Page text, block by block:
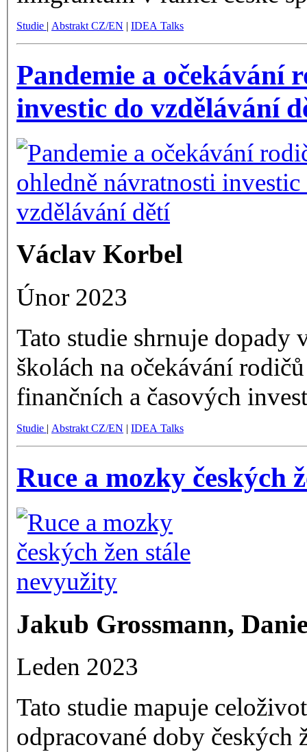
Studie | Abstrakt CZ/EN | IDEA Talks
Pandemie a očekávání
investic do vzdělávání
Václav Korbel
Únor 2023
Tato studie shrnuje
školách na očekávání
finančních a časových
Studie | Abstrakt CZ/EN | IDEA Talks
Ruce a mozky českých
Jakub Grossmann,
Leden 2023
Tato studie mapuje
odpracované doby českých